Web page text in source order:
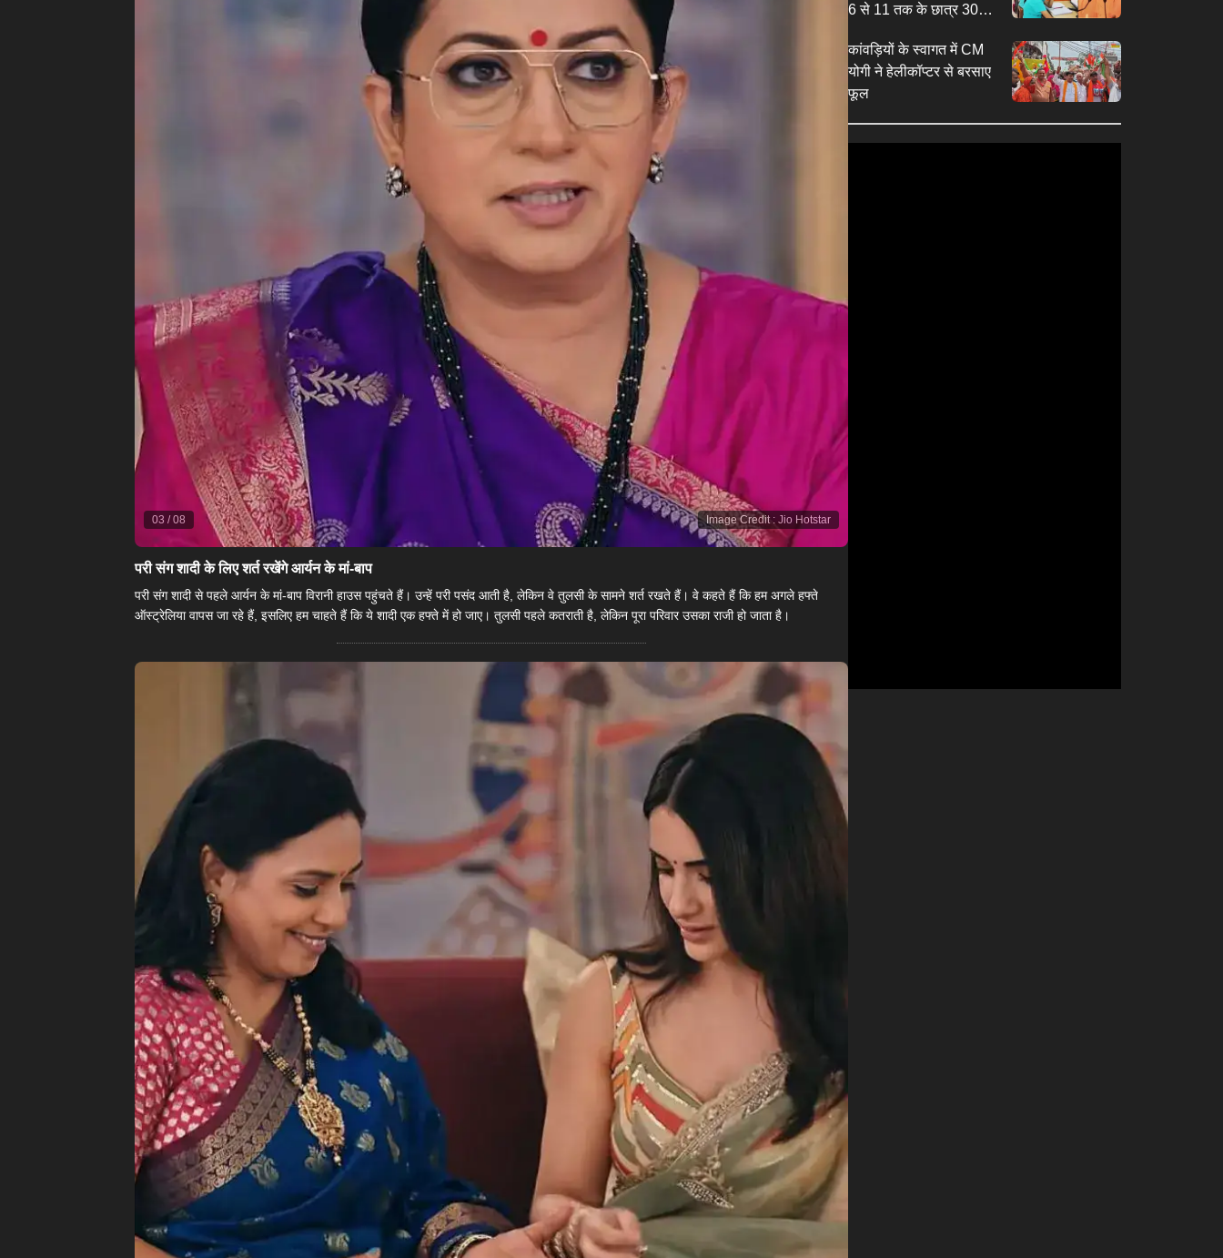
Image Credit: Jio Hotstar
03 /08
परी संग शादी के लिए शर्त रखेंगे आर्यन के मां-बाप
​परी संग शादी से पहले आर्यन के मां-बाप विरानी हाउस पहुंचते हैं। उन्हें परी पसंद आती है, लेकिन वे तुलसी के सामने शर्त रखते हैं। वे कहते हैं कि हम अगले हफ्ते
ऑस्ट्रेलिया वापस जा रहे हैं, इसलिए हम चाहते हैं कि ये शादी एक हफ्ते में हो जाए। तुलसी पहले कतराती है, लेकिन पूरा परिवार उसका राजी हो जाता है।​
6 से 11 तक के छात्र 30
पंजीकरण
कांवड़ियों के स्वागत में CM
योगी ने हेलीकॉप्टर से बरसाए
फूल